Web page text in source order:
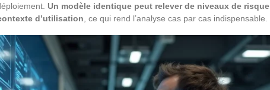
Un modèle identique peut relever de niveaux de risque
d’utilisation , ce qui rend l’analyse cas par cas indispensable.